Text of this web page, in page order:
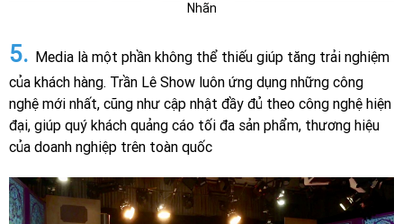
Nhãn
5. Media là một phần không thể thiếu giúp tăng trải nghiệm
của khách hàng. Trần Lê Show luôn ứng dụng những công
nghệ mới nhất, cũng như cập nhật đầy đủ theo công nghệ hiện
đại, giúp quý khách quảng cáo tối đa sản phẩm, thương hiệu
của doanh nghiệp trên toàn quốc